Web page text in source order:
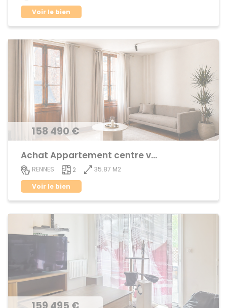
Voir le bien
158 490 €
Achat Appartement centre ville
RENNES 2
35.87 M2
Voir le bien